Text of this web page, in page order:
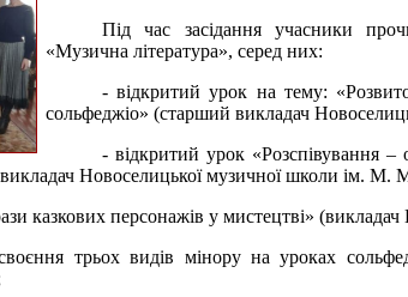
Під час засідання учасники
«Музична література», серед них:
- відкритий урок на тему:
сольфеджіо» (старший викладач
- відкритий урок «Розспівування
Новоселицької музичної школи ім. М.
казкових персонажів у мистецтві»
трьох видів мінору на уроках